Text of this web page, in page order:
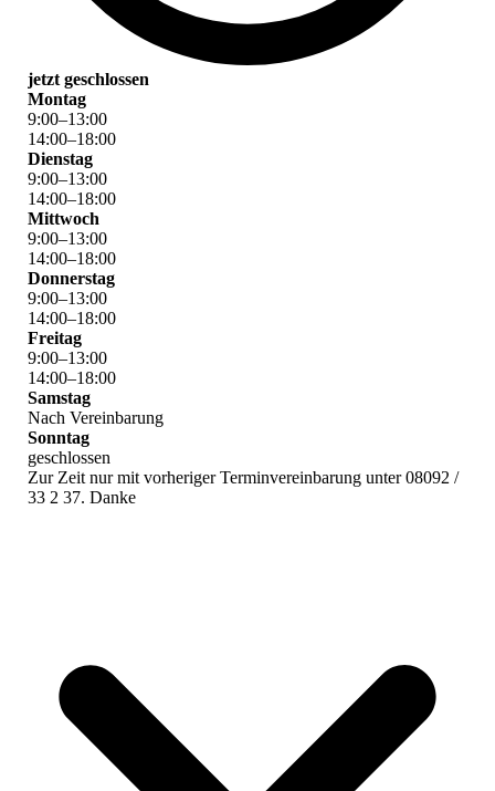
jetzt geschlossen
Montag
9:00–13:00
14:00–18:00
Dienstag
9:00–13:00
14:00–18:00
Mittwoch
9:00–13:00
14:00–18:00
Donnerstag
9:00–13:00
14:00–18:00
Freitag
9:00–13:00
14:00–18:00
Samstag
Nach Vereinbarung
Sonntag
geschlossen
Zur Zeit nur mit vorheriger Terminvereinbarung unter 08092 /
33 2 37. Danke